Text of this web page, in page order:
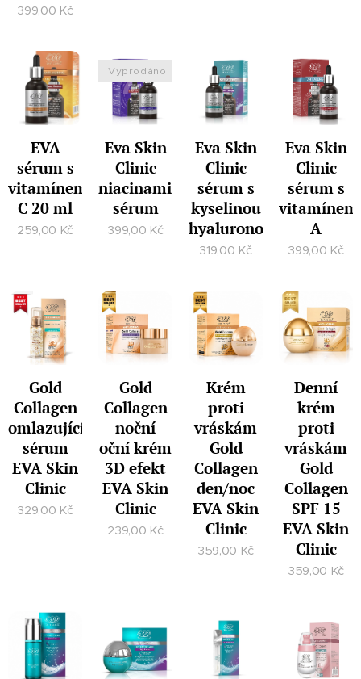
399,00 Kč
EVA
sérum s
vitamínem
C 20 ml
259,00 Kč
Eva Skin
Clinic
niacinamidové
sérum
Vyprodáno
399,00 Kč
Eva Skin
Clinic
sérum s
kyselinou
hyaluronovou
319,00 Kč
Eva Skin
Clinic
sérum s
vitamínem
A
399,00 Kč
Gold
Collagen
omlazující
sérum
EVA Skin
Clinic
329,00 Kč
Gold
Collagen
noční
oční krém
3D efekt
EVA Skin
Clinic
239,00 Kč
Krém
proti
vráskám
Gold
Collagen
den/noc
EVA Skin
Clinic
359,00 Kč
Denní
krém
proti
vráskám
Gold
Collagen
SPF 15
EVA Skin
Clinic
359,00 Kč